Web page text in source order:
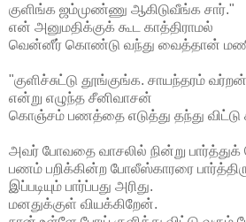
குளிங்க ஜம்முண்ணு ஆகிடுவீங்க சார்."
என் அனுமதிக்குக் கூட காத்திராமல்
வென்னீர் கொண்டு வந்து வைத்தான்
"குளிச்சுட்டு தூங்குங்க. சாயந்தரம்
என்று எழுந்த சீனிவாசன்
கொஞ்சம் பணத்தை எடுத்து தந்து விட்டு
அவர் போவதை வாசலில் நின்று
பணம் பறிக்கின்ற போலீஸ்காரரை
இப்படியும் பார்ப்பது அரிது.
மனதுக்குள் வியக்கிறேன்.